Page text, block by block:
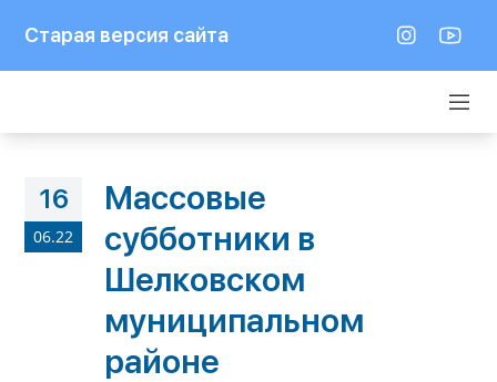
Старая версия сайта
16
06.22
Массовые
субботники в
Шелковском
муниципальном
районе